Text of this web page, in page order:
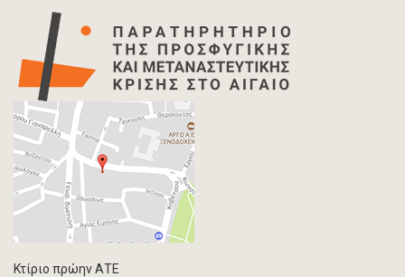
Κτίριο πρώην ΑΤΕ